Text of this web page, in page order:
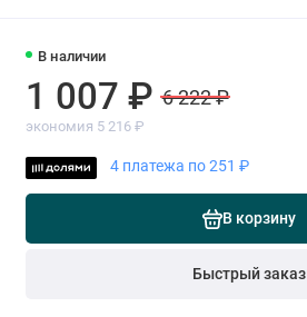
В наличии
1 007 ₽ 6 222 ₽
экономия 5 216 ₽
4 платежа по 251 ₽
В корзину
Быстрый заказ